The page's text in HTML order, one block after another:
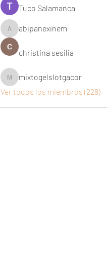
Tuco Salamanca
abipanexinem
abipanexinem
christina sesilia
mixtogelslotgacor
mixtogelslotgacor
Ver todos los miembros (228)